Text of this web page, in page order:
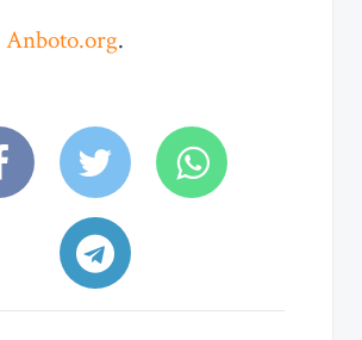
Anboto.org.